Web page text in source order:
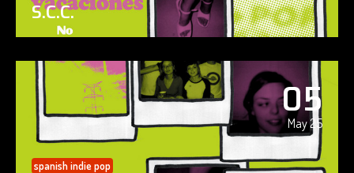
S.C.C.
05
May 25
spanish indie pop